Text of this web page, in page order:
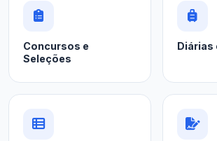
Concursos e
Seleções
Diárias